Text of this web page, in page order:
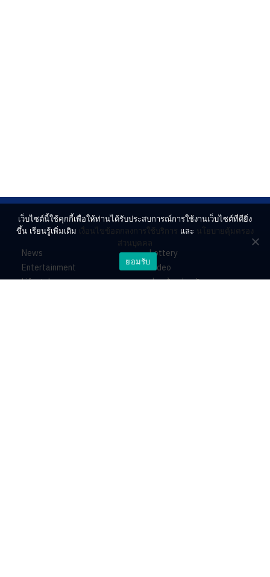
News
Entertainment
Lifestyle
Lottery
Video
ร่วมด้วยช่วยกัน
เว็บไซต์นี้ใช้คุกกี้เพื่อให้ท่านได้รับประสบการณ์การใช้งานเว็บไซต์ที่ดียิ่ง
ขึ้น เรียนรู้เพิ่มเติม เงื่อนไขข้อตกลงการใช้บริการ และ นโยบายคุ้มครอง
ส่วนบุคคล
ยอมรับ